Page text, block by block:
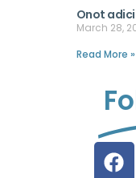
Onot
March 28,
Read More »